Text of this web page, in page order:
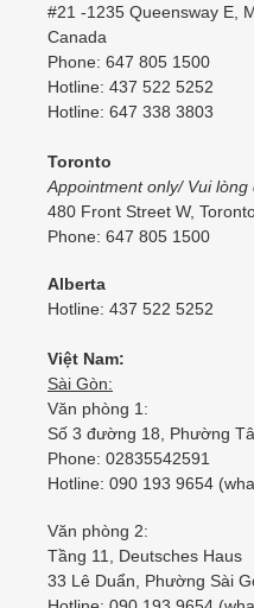
#21 -1235 Queensway E,
Canada
Phone: 647 805 1500
Hotline: 437 522 5252
Hotline: 647 338 3803
Toronto
Appointment only/ Vui lòng
480 Front Street W,
Phone: 647 805 1500
Alberta
Hotline: 437 522 5252
Việt Nam:
Sài Gòn:
Văn phòng 1:
Số 3 đường 18, Phường
Phone: 02835542591
Hotline: 090 193 9654
Văn phòng 2:
Tầng 11, Deutsches Haus
33 Lê Duẩn, Phường Sài